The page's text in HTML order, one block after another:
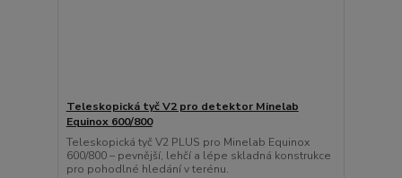
Teleskopická tyč V2 pro detektor Minelab
Equinox 600/800
Teleskopická tyč V2 PLUS pro Minelab Equinox
600/800 – pevnější, lehčí a lépe skladná konstrukce
pro pohodlné hledání v terénu.